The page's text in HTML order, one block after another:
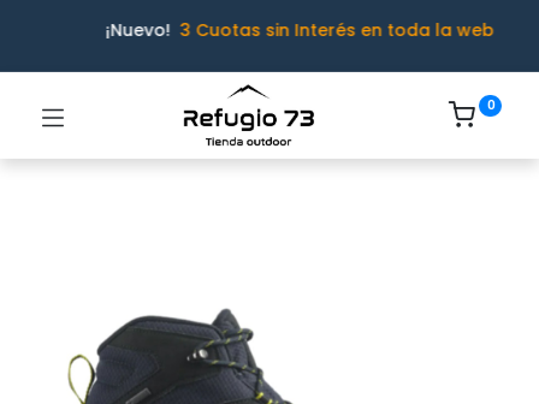
¡Nuevo! 3 Cuotas sin Interés en toda la web
0